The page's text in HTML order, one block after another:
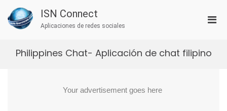
contenido
ISN Connect
Aplicaciones de redes sociales
Philippines Chat- Aplicación de chat filipino